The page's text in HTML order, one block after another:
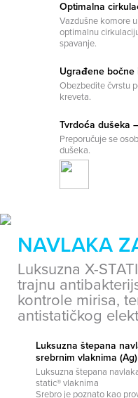
Optimalna
Vazdušne komore
optimalnu
spavanje.
Ugrađene bočne
Obezbedite čvrstu
kreveta.
Tvrdoća dušeka
Preporučuje se
dušeka.
NAVLAKA
Luksuzna X-
trajnu
kontrole mirisa,
antistatičkog
Luksuzna štepana
Luksuzna štepana
static® vlaknima
Srebro je poznato kao